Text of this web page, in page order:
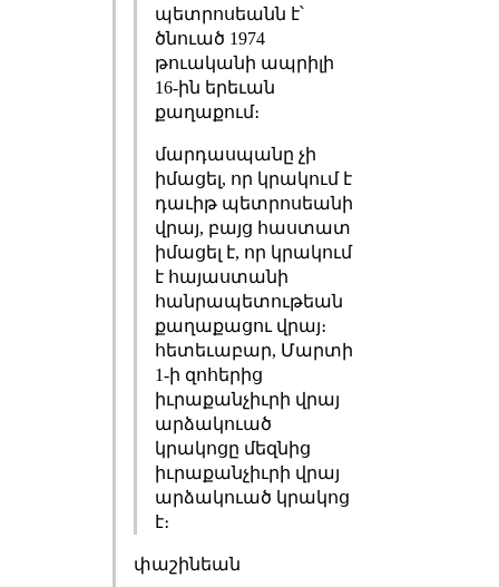
պետրոսեանն է՝
ծնուած 1974
թուականի ապրիլի
16-ին երեւան
քաղաքում։
մարդասպանը չի
իմացել, որ կրակում է
դաւիթ պետրոսեանի
վրայ, բայց հաստատ
իմացել է, որ կրակում
է հայաստանի
հանրապետութեան
քաղաքացու վրայ։
հետեւաբար, Մարտի
1-ի զոհերից
իւրաքանչիւրի վրայ
արձակուած
կրակոցը մեզնից
իւրաքանչիւրի վրայ
արձակուած կրակոց
է։
փաշինեան